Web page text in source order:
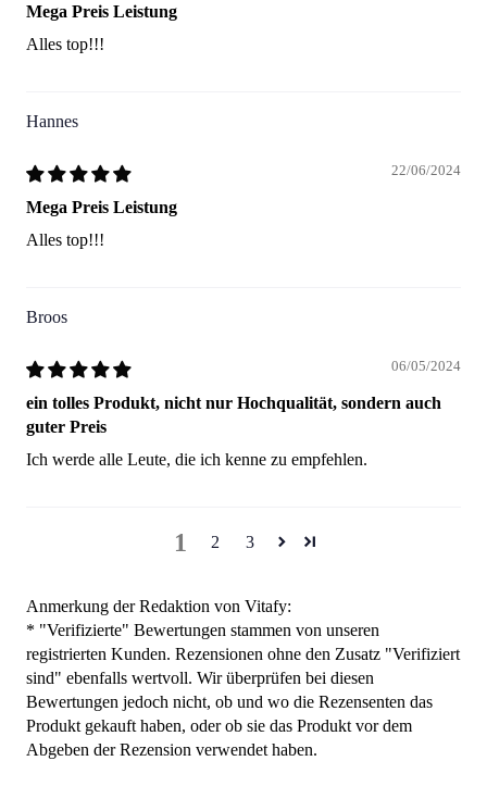
Mega Preis Leistung
Alles top!!!
Hannes
22/06/2024
Mega Preis Leistung
Alles top!!!
Broos
06/05/2024
ein tolles Produkt, nicht nur Hochqualität, sondern auch
guter Preis
Ich werde alle Leute, die ich kenne zu empfehlen.
1 2 3
Anmerkung der Redaktion von Vitafy:
* "Verifizierte" Bewertungen stammen von unseren
registrierten Kunden. Rezensionen ohne den Zusatz "Verifiziert
sind" ebenfalls wertvoll. Wir überprüfen bei diesen
Bewertungen jedoch nicht, ob und wo die Rezensenten das
Produkt gekauft haben, oder ob sie das Produkt vor dem
Abgeben der Rezension verwendet haben.